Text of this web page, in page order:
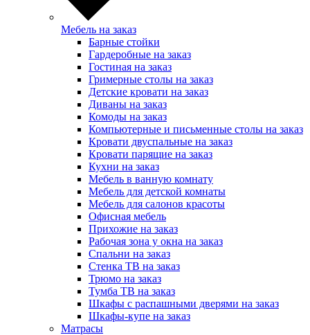
Мебель на заказ
Барные стойки
Гардеробные на заказ
Гостиная на заказ
Гримерные столы на заказ
Детские кровати на заказ
Диваны на заказ
Комоды на заказ
Компьютерные и письменные столы на заказ
Кровати двуспальные на заказ
Кровати парящие на заказ
Кухни на заказ
Мебель в ванную комнату
Мебель для детской комнаты
Мебель для салонов красоты
Офисная мебель
Прихожие на заказ
Рабочая зона у окна на заказ
Спальни на заказ
Стенка ТВ на заказ
Трюмо на заказ
Тумба ТВ на заказ
Шкафы с распашными дверями на заказ
Шкафы-купе на заказ
Матрасы